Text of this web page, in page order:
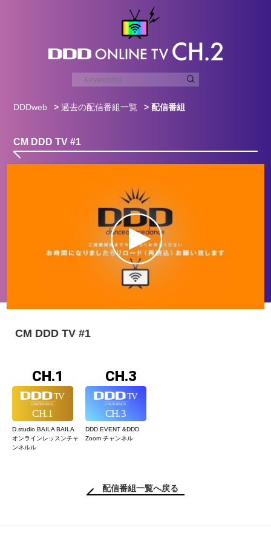
DDDweb >過去の配信番組一覧 > 配信番組
CM DDD TV #1
CM DDD TV #1
CH.1
D.studio BAILA BAILA
オンラインレッスンチャ
ンネルル
CH.3
DDD EVENT &DDD
Zoom チャンネル
配信番組一覧へ戻る